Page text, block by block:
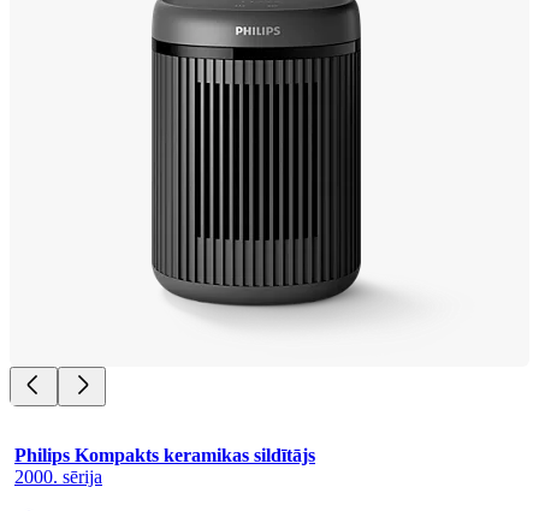
Philips Kompakts keramikas sildītājs
2000. sērija